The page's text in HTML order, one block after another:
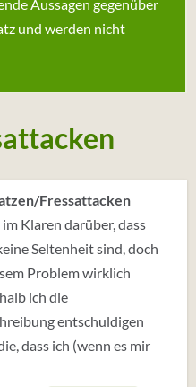
Aussagen gegenüber
und werden nicht
Fressattacken
Klaren darüber, dass
Seltenheit sind, doch
Problem wirklich
ich die
entschuldigen
dass ich (wenn es mir